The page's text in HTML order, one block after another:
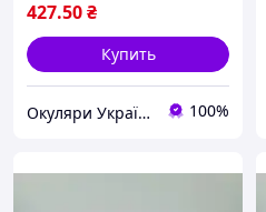
427.50₴
Купить
Окуляри Україна 100%